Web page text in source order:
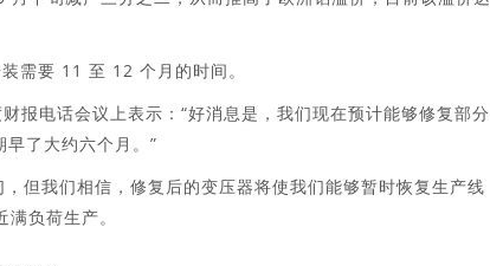
需要 11 至 12 个月的时间。
电话会议上表示：“好消息是，我们现在预计能够修复部分
了大约六个月。”
但我们相信，修复后的变压器将使我们能够暂时恢复生产线
负荷生产。